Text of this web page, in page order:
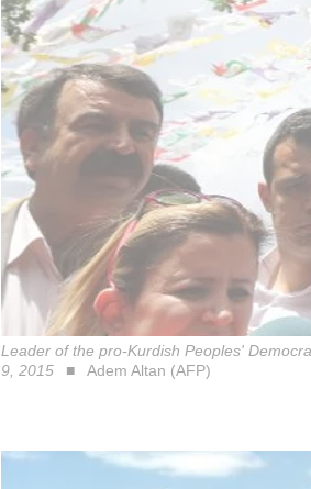
Leader of the pro-Kurdish Peoples'
9, 2015
Adem Altan (AFP)